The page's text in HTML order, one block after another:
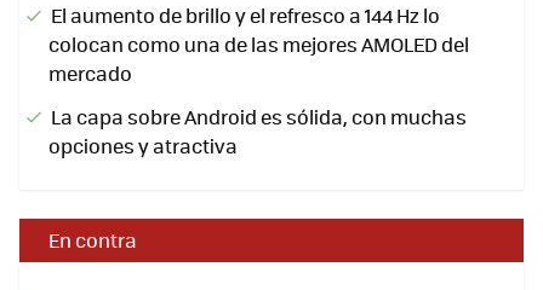
El aumento de brillo y el refresco a 144 Hz lo
colocan como una de las mejores AMOLED del
mercado
La capa sobre Android es sólida, con muchas
opciones y atractiva
En contra